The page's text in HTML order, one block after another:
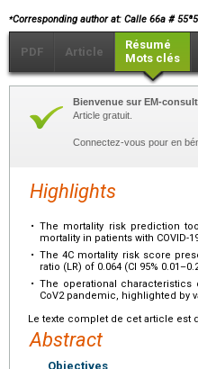
⁎Corresponding author at: Calle 66a #
PDF Article
Résumé
Mots clés
Bienvenue sur EM-
Article gratuit.
Connectez-vous pour en
Highlights
• The mortality risk prediction
mortality in patients with COVID-
• The 4C mortality risk score
ratio (LR) of 0.064 (CI 95%
• The operational
CoV2 pandemic, highlighted by
Le texte complet de cet article est
Abstract
Objectives